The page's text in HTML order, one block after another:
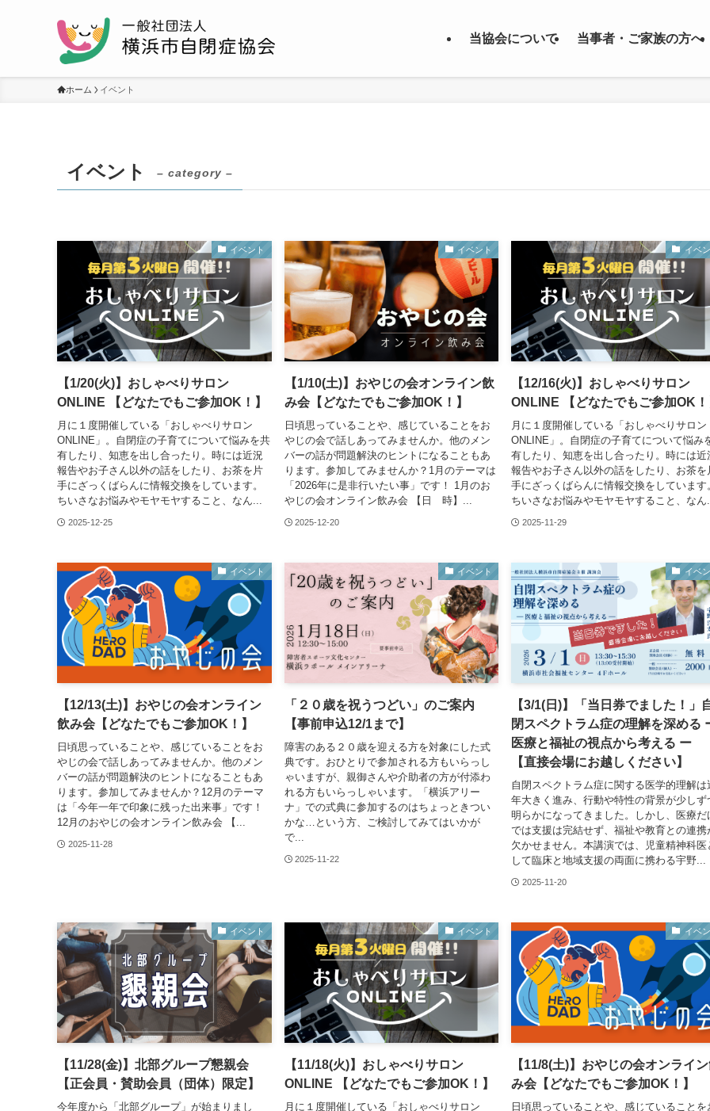
当協会について 当事者・ご家族の方へ
ホーム イベント
イベント – category –
イベント
【1/20(火)】おしゃべりサロン
ONLINE 【どなたでもご参加OK！】
月に１度開催している「おしゃべりサロン
ONLINE」。自閉症の子育てについて悩みを共
有したり、知恵を出し合ったり。時には近況
報告やお子さん以外の話をしたり、お茶を片
手にざっくばらんに情報交換をしています。
ちいさなお悩みやモヤモヤすること、なん...
2025-12-25
イベント
【1/10(土)】おやじの会オンライン飲
み会【どなたでもご参加OK！】
日頃思っていることや、感じていることをお
やじの会で話しあってみませんか。他のメン
バーの話が問題解決のヒントになることもあ
ります。参加してみませんか？1月のテーマは
「2026年に是非行いたい事」です！ 1月のお
やじの会オンライン飲み会 【日 時】...
2025-12-20
イベ
【12/16(火)】おしゃべりサロン
ONLINE 【どなたでもご参加OK！
月に１度開催している「おしゃべりサロン
ONLINE」。自閉症の子育てについて悩み
有したり、知恵を出し合ったり。時には近
報告やお子さん以外の話をしたり、お茶を
手にざっくばらんに情報交換をしています
ちいさなお悩みやモヤモヤすること、なん...
2025-11-29
イベント
【12/13(土)】おやじの会オンライン
飲み会【どなたでもご参加OK！】
日頃思っていることや、感じていることをお
やじの会で話しあってみませんか。他のメン
バーの話が問題解決のヒントになることもあ
ります。参加してみませんか？12月のテーマ
は「今年一年で印象に残った出来事」です！
12月のおやじの会オンライン飲み会 【...
2025-11-28
イベント
「２０歳を祝うつどい」のご案内
【事前申込12/1まで】
障害のある２０歳を迎える方を対象にした式
典です。おひとりで参加される方もいらっし
ゃいますが、親御さんや介助者の方が付添わ
れる方もいらっしゃいます。「横浜アリー
ナ」での式典に参加するのはちょっときつい
かな…という方、ご検討してみてはいかが
で...
2025-11-22
イベ
【3/1(日)】「当日券でました！」
閉スペクトラム症の理解を深める
医療と福祉の視点から考える ー
【直接会場にお越しください】
自閉スペクトラム症に関する医学的理解は
年大きく進み、行動や特性の背景が少しず
明らかになってきました。しかし、医療だ
では支援は完結せず、福祉や教育との連携
欠かせません。本講演では、児童精神科医
して臨床と地域支援の両面に携わる宇野...
2025-11-20
イベント
【11/28(金)】北部グループ懇親会
【正会員・賛助会員（団体）限定】
今年度から「北部グループ」が始まりまし
イベント
【11/18(火)】おしゃべりサロン
ONLINE 【どなたでもご参加OK！】
月に１度開催している「おしゃべりサロン
イベ
【11/8(土)】おやじの会オンライ
み会【どなたでもご参加OK！】
日頃思っていることや、感じていることを